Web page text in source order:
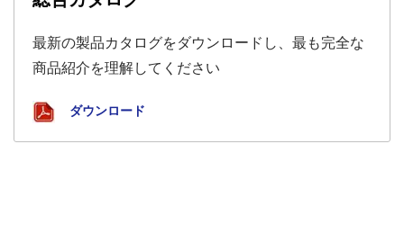
最新の製品カタログをダウンロードし、最も完全な
商品紹介を理解してください
ダウンロード